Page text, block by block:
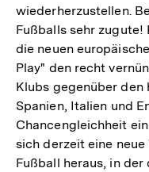
wiederherzustellen.
Fußballs sehr zugute!
die neuen
Play" den recht
Klubs gegenüber den
Spanien, Italien und
Chancengleichheit
sich derzeit eine
Fußball heraus, in